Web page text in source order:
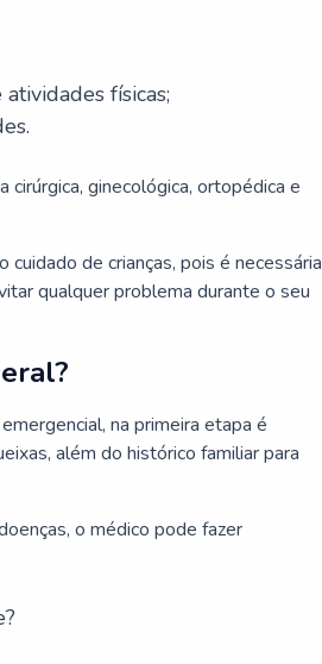
físicas;
cirúrgica, ginecológica, ortopédica e
de crianças, pois é necessária
qualquer problema durante o seu
na primeira etapa é
além do histórico familiar para
o médico pode fazer